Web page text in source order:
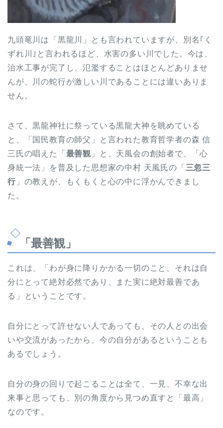
九頭竜川は「黒龍川」とも言われていますが、別名｢く
ずれ川｣と言われるほど、水害の多い川でした。今は、
治水工事が完了し、氾濫することはほとんどありませ
んが、川の蛇行が激しい川であることには違いありま
せん。
さて、黒龍神社に祭っている黒龍大神を眺めている
と、「国民教育の師父」と言われた教育哲学者の森 信
三氏の唱えた「 最善観 」と、天風会の創始者で、「心
身統一法」を普及した思想家の中村 天風氏の「 三忽三
行」の教えが、もくもくと心の中に浮かんできまし
た。
「最善観」
これは、「わが身に降りかかる一切のこと、それは自
分にとって絶対必然であり、また実に絶対最善であ
る」ということです。
自分にとって許せない人であっても、その人との出会
いや交流があったから、今の自分があるということも
あるでしょう。
自分の身の回りで起こることは全て、一見、不幸な出
来事と思っても、別の角度から見つめ直すと「最高」
なのです。